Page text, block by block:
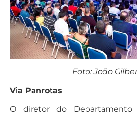
Foto: João
Via Panrotas
O diretor do Departamento